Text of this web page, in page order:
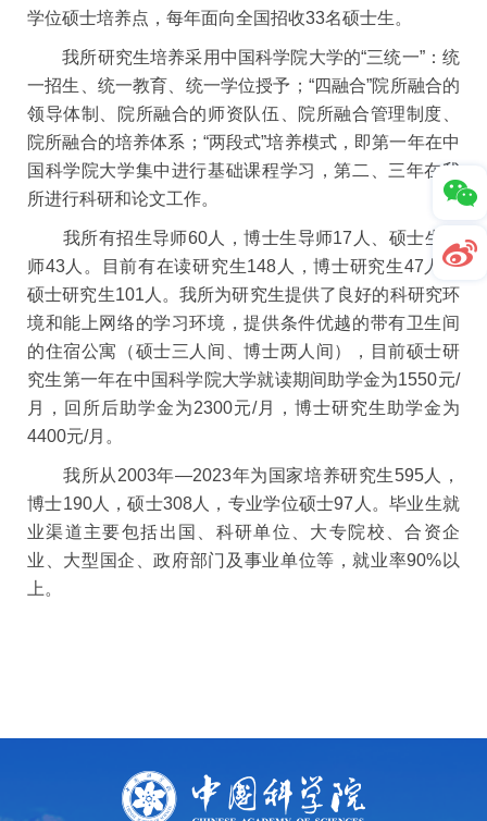
学位硕士培养点，每年面向全国招收33名硕士生。
我所研究生培养采用中国科学院大学的“三统一”：统
一招生、统一教育、统一学位授予；“四融合”院所融合的
领导体制、院所融合的师资队伍、院所融合管理制度、
院所融合的培养体系；“两段式”培养模式，即第一年在中
国科学院大学集中进行基础课程学习，第二、三年在我
所进行科研和论文工作。
我所有招生导师60人，博士生导师17人、硕士生导
师43人。目前有在读研究生148人，博士研究生47人，
硕士研究生101人。我所为研究生提供了良好的科研究环
境和能上网络的学习环境，提供条件优越的带有卫生间
的住宿公寓（硕士三人间、博士两人间），目前硕士研
究生第一年在中国科学院大学就读期间助学金为1550元/
月，回所后助学金为2300元/月，博士研究生助学金为
4400元/月。
我所从2003年―2023年为国家培养研究生595人，
博士190人，硕士308人，专业学位硕士97人。毕业生就
业渠道主要包括出国、科研单位、大专院校、合资企
业、大型国企、政府部门及事业单位等，就业率90%以
上。